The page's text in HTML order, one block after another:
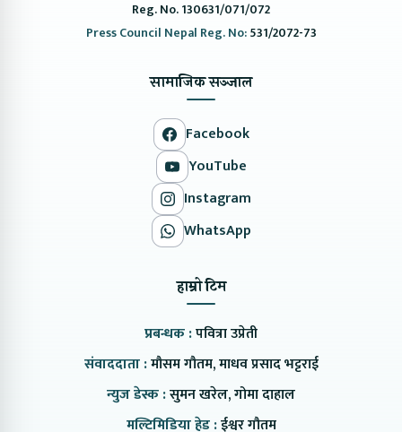
Reg. No. 130631/071/072
Press Council Nepal Reg. No:531/2072-73
सामाजिक सञ्जाल
Facebook
YouTube
Instagram
WhatsApp
हाम्रो टिम
प्रबन्धक :पवित्रा उप्रेती
संवाददाता :मौसम गौतम, माधव प्रसाद भट्टराई
न्युज डेस्क :सुमन खरेल, गोमा दाहाल
मल्टिमिडिया हेड :ईश्वर गौतम